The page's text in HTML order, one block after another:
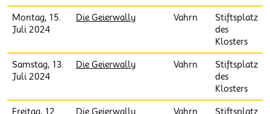
Montag, 15.
Juli 2024
Die Geierwally Vahrn
Stiftsplatz
des
Klosters
Samstag, 13.
Juli 2024
Die Geierwally Vahrn
Stiftsplatz
des
Klosters
Freitag, 12.
Die Geierwally Vahrn
Stiftsplatz